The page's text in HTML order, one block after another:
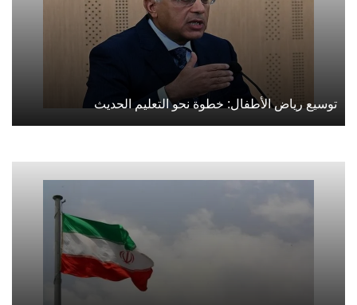
توسيع رياض الأطفال: خطوة نحو التعليم الحديث